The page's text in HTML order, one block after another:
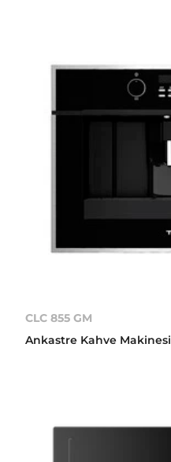
CLC 855 GM
Ankastre Kahve Makinesi